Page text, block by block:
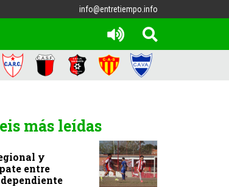
info@entretiempo.info
más leídas
y
entre